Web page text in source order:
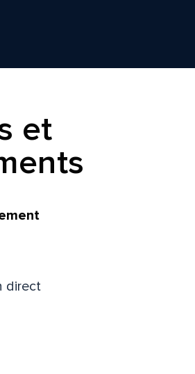
et
direct